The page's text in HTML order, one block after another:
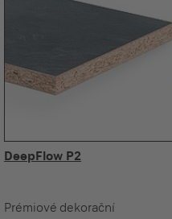
DeepFlow P2
Prémiové dekorační